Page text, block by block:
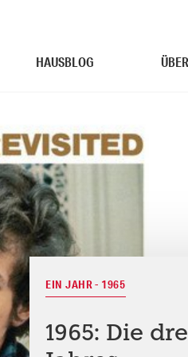
HAUSBLOG
EIN JAHR - 1965
1965: Die